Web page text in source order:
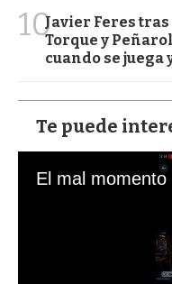
10Javier Feres
Torque y
cuando se juega
Te puede